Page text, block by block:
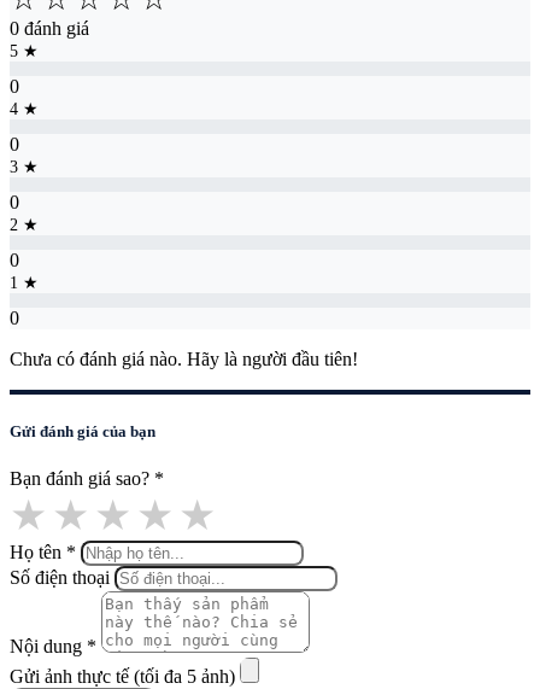
0 đánh giá
5 ★
0
4 ★
0
3 ★
0
2 ★
0
1 ★
0
Chưa có đánh giá nào. Hãy là người đầu tiên!
Gửi đánh giá của bạn
Bạn đánh giá sao? *
★ ★ ★ ★ ★
Họ tên *
Số điện thoại
Nội dung *
Gửi ảnh thực tế (tối đa 5 ảnh)